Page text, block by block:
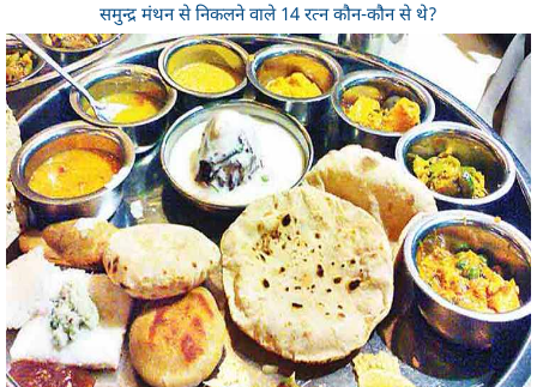
समुन्द्र मंथन से निकलने वाले 14 रत्न कौन-कौन से थे?